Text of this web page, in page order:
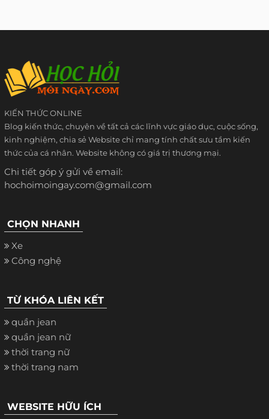
KIẾN THỨC ONLINE
Blog kiến thức, chuyên về tất cả các lĩnh vực giáo dục, cuộc sống,
kinh nghiệm, chia sẻ Website chỉ mang tính chất sưu tầm kiến
thức của cá nhân. Website không có giá trị thương mại.
Chi tiết góp ý gửi về email:
hochoimoingay.com@gmail.com
CHỌN NHANH
Xe
Công nghệ
TỪ KHÓA LIÊN KẾT
quần jean
quần jean nữ
thời trang nữ
thời trang nam
WEBSITE HỮU ÍCH